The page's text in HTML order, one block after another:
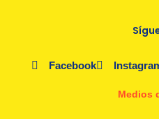
Facebook
Medios